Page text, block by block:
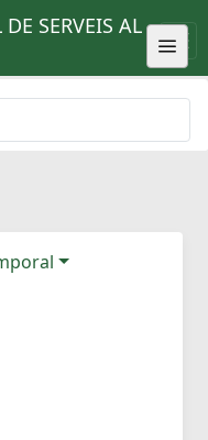
SERVEIS AL